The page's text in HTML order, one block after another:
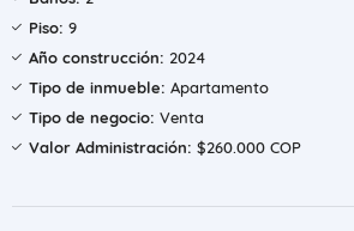
Piso: 9
Año construcción: 2024
Tipo de inmueble: Apartamento
Tipo de negocio: Venta
Valor Administración: $260.000 COP